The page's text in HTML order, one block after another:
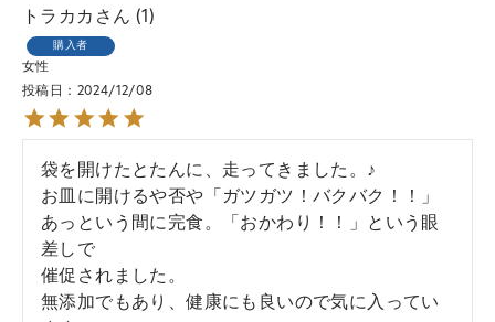
トラカカ 1
購入者
女性
投稿日
2024/12/08
袋を開けたとたんに、走ってきました。♪
お皿に開けるや否や「ガツガツ！バクバク！！」
あっという間に完食。「おかわり！！」という眼
差しで
催促されました。
無添加でもあり、健康にも良いので気に入ってい